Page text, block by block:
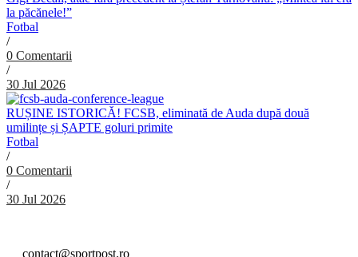
la păcănele!”
Fotbal
/
0 Comentarii
/
30 Jul 2026
RUȘINE ISTORICĂ! FCSB, eliminată de Auda după două
umilințe și ȘAPTE goluri primite
Fotbal
/
0 Comentarii
/
30 Jul 2026
contact@sportpost.ro